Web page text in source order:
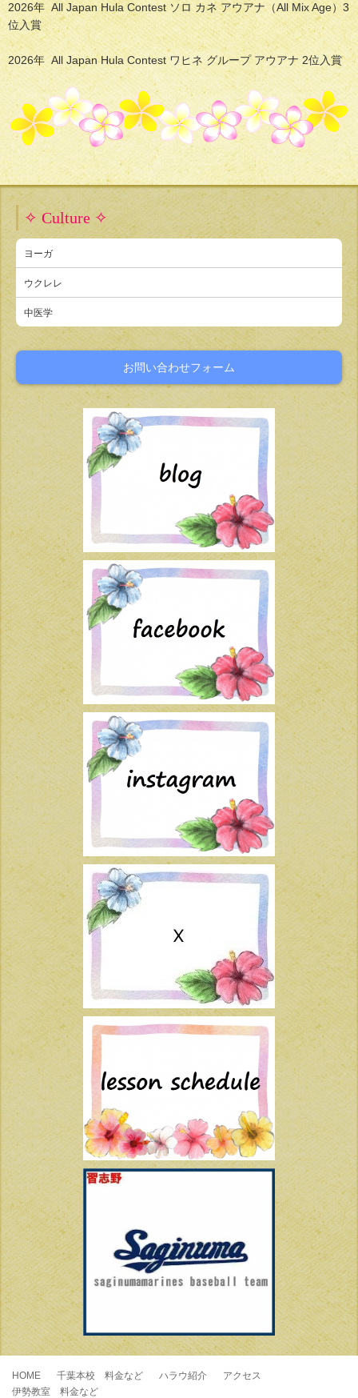
2026年 All Japan Hula Contest ソロ カネ アウアナ（All Mix Age）3
位入賞
2026年 All Japan Hula Contest ワヒネ グループ アウアナ 2位入賞
✧ Culture ✧
ヨーガ
ウクレレ
中医学
お問い合わせフォーム
HOME 千葉本校 料金など ハラウ紹介
アクセス
伊勢教室 料金など